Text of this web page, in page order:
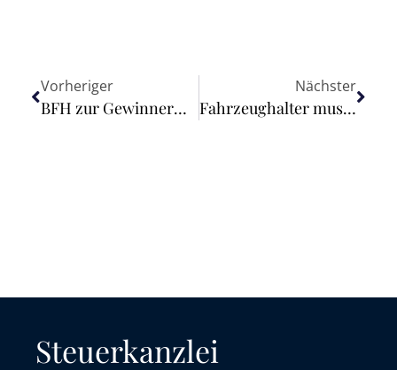
Vorheriger
BFH zur Gewinnermittlung nach der Tonnage: Ausfall des Gesellschafterdarlehens oder der Forderung aus typisch stiller Beteiligung im Rahmen der Aufgabe des Betriebs der Mitunternehmerschaft von Abgeltungswirkung umfasst
Nächster
Fahrzeughalter muss für die Beseitigung ausgelaufenen Öls vor Pfälzerwaldhütte aufkommen
Steuerkanzlei